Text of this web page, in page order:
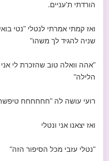
הורדתי ת'עניים.
ואז קמתי אמרתי לנטלי "נטי
שניה להגיד לך משהו"
"אהה וואלה טוב שהזכרת לי
הלילה"
רועי עושה לה "חחחחחח
ואז יצאנו אני ונטלי
"נטלי עזבי מכל הסיפור הזה"